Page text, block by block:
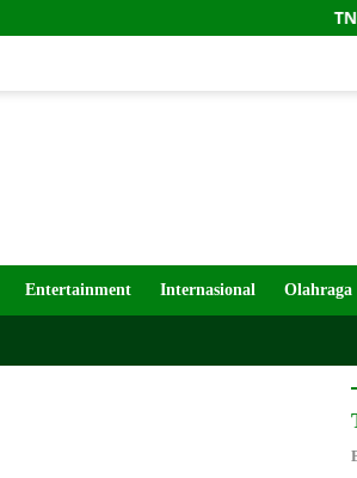
TNI-Polri
Entertainment Internasional Olahraga